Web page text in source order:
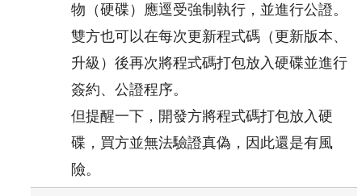
物（硬碟）應逕受強制執行，並進行公證。
雙方也可以在每次更新程式碼（更新版本、
升級）後再次將程式碼打包放入硬碟並進行
簽約、公證程序。
但提醒一下，開發方將程式碼打包放入硬
碟，買方並無法驗證真偽，因此還是有風
險。